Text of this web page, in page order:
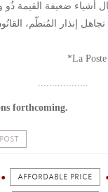
أشياء ضعيفة القيمة
تجاهل إنذار المُنظّم،
..................
forthcoming.
AFFORDABLE PRICE